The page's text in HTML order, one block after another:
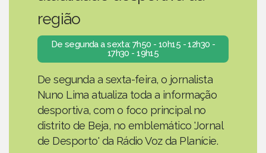
região
De segunda a sexta: 7h50 - 10h15 - 12h30 -
17h30 - 19h15
De segunda a sexta-feira, o jornalista
Nuno Lima atualiza toda a informação
desportiva, com o foco principal no
distrito de Beja, no emblemático 'Jornal
de Desporto' da Rádio Voz da Planície.